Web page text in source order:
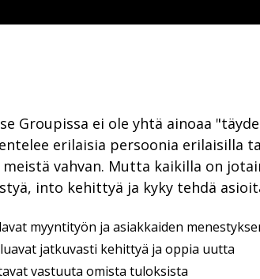
Groupissa ei ole yhtä ainoaa
erilaisia persoonia erilaisilla
meistä vahvan. Mutta kaikilla on
into kehittyä ja kyky tehdä
myyntityön ja asiakkaiden
jatkuvasti kehittyä ja oppia uutta
vastuuta omista tuloksista